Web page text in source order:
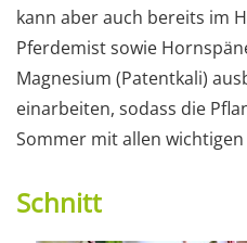
kann aber auch bereits im
Pferdemist sowie
Magnesium (Patentkali)
einarbeiten, sodass die
Sommer mit allen
Schnitt